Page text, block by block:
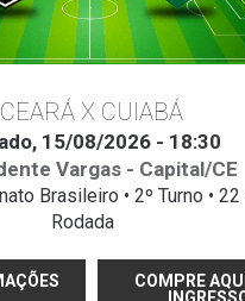
CEARÁ X CUIABÁ
15/08/2026 - 18:30
Vargas - Capital/CE
Brasileiro • 2º Turno • 22
Rodada
COMPRE